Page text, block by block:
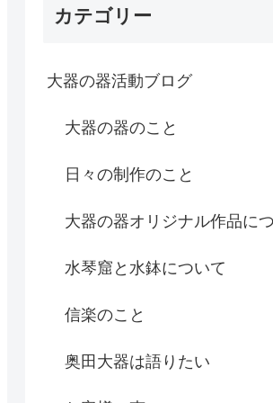
カテゴリー
大器の器活動ブログ
大器の器のこと
日々の制作のこと
大器の器オリジナル作品に
水琴窟と水鉢について
信楽のこと
奥田大器は語りたい